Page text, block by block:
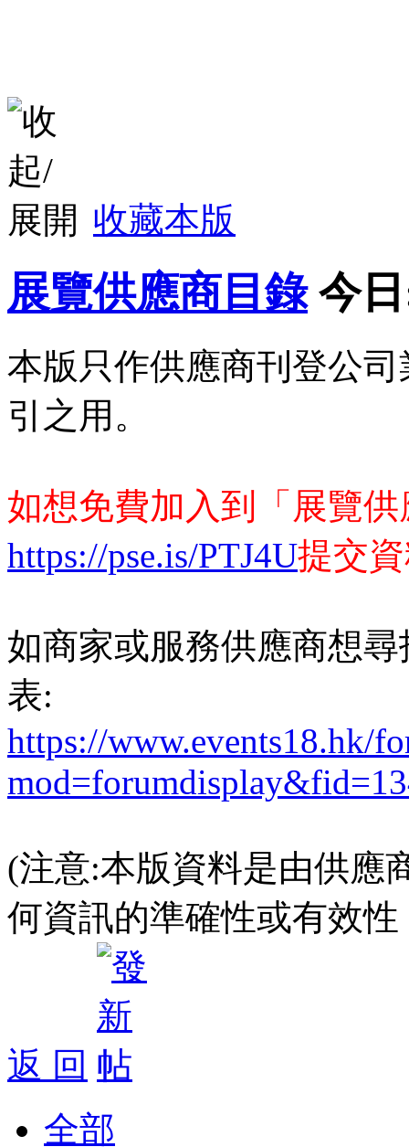
收藏本版
展覽供應商目錄 今
本版只作供應商刊登公
引之用。
如想免費加入到「展覽
https://pse.is/PTJ4U提交
如商家或服務供應商想
表:
https://www.events18.hk/
(注意:本版資料是由供應
何資訊的準確性或有效
返 回
全部